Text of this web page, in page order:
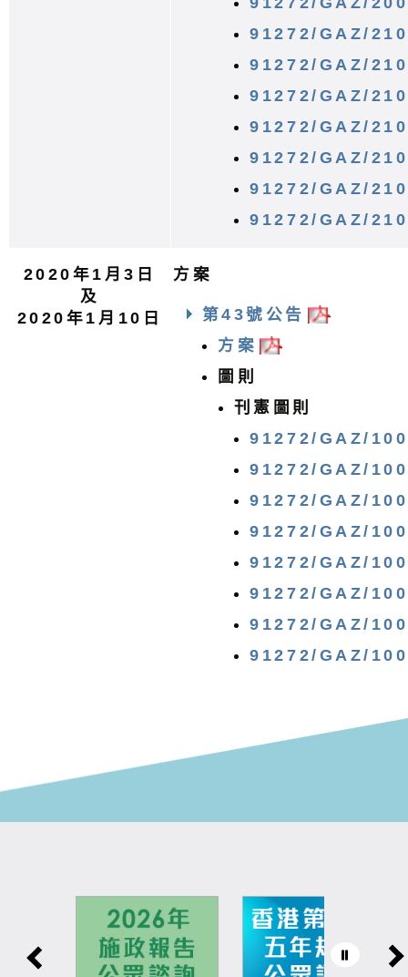
91272/GAZ/
91272/GAZ/
91272/GAZ/
91272/GAZ/
91272/GAZ/
91272/GAZ/
91272/GAZ/
2020年1月3日
及
2020年1月10日
方案
第43號公告
方案
圖則
刊憲圖則
91272/GAZ/
91272/GAZ/
91272/GAZ/
91272/GAZ/
91272/GAZ/
91272/GAZ/
91272/GAZ/
91272/GAZ/